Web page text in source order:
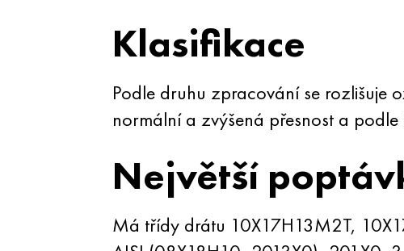
Klasifikace
Podle druhu zpracování se rozlišuje
normální a zvýšená přesnost a
Největší
Má třídy drátu 10X17H13M2T,